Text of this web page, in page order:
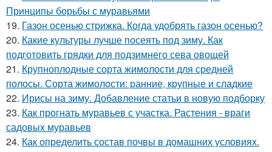
Принципы борьбы с муравьями
19. Газон осенью стрижка. Когда удобрять газон осенью?
20. Какие культуры лучше посеять под зиму. Как
подготовить грядки для подзимнего сева овощей
21. Крупноплодные сорта жимолости для средней
полосы. Сорта жимолости: ранние, крупные и сладкие
22. Ирисы на зиму. Добавление статьи в новую подборку
23. Как прогнать муравьев с участка. Растения - враги
садовых муравьев
24. Как определить состав почвы в домашних условиях.